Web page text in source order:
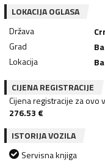
LOKACIJA OGLASA
Država
Grad
Lokacija
CIJENA REGISTRACIJE
Cijena registracije za
276.53 €
ISTORIJA VOZILA
Servisna knjiga